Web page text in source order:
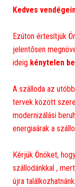
Kedves
Ezúton értesítjük
jelentősen
ideig kénytelen
A szálloda az
tervek között
modernizálási
energiaárak a
Kérjük Önöket,
szállodánkkal ,
újra találkozhatnánk.